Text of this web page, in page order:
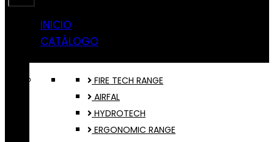
INICIO
CATÁLOGO
FIRE TECH RANGE
AIRFAL
HYDROTECH
ERGONOMIC RANGE